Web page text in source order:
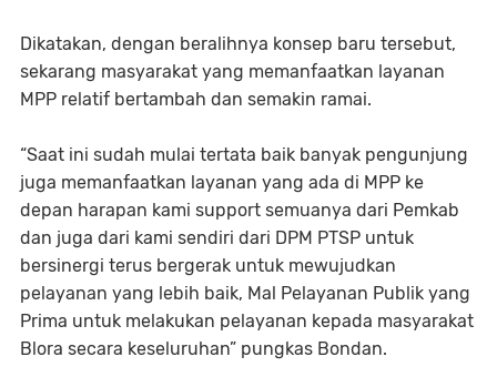
Dikatakan, dengan beralihnya konsep baru tersebut,
sekarang masyarakat yang memanfaatkan layanan
MPP relatif bertambah dan semakin ramai.
“Saat ini sudah mulai tertata baik banyak pengunjung
juga memanfaatkan layanan yang ada di MPP ke
depan harapan kami support semuanya dari Pemkab
dan juga dari kami sendiri dari DPM PTSP untuk
bersinergi terus bergerak untuk mewujudkan
pelayanan yang lebih baik, Mal Pelayanan Publik yang
Prima untuk melakukan pelayanan kepada masyarakat
Blora secara keseluruhan” pungkas Bondan.